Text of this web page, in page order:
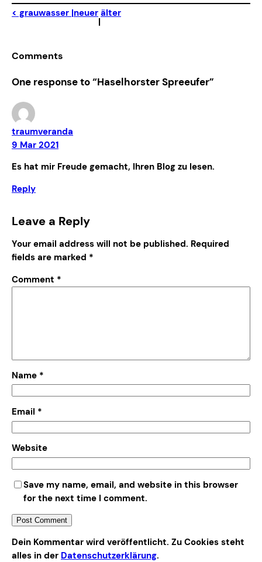
< grauwasser |neuer
|
älter
Comments
One response to “Haselhorster Spreeufer”
traumveranda
9 Mar 2021
Es hat mir Freude gemacht, Ihren Blog zu lesen.
Reply
Leave a Reply
Your email address will not be published. Required
fields are marked *
Comment *
Name *
Email *
Website
Save my name, email, and website in this browser
for the next time I comment.
Alternative:
Dein Kommentar wird veröffentlicht. Zu Cookies steht
alles in der Datenschutzerklärung.